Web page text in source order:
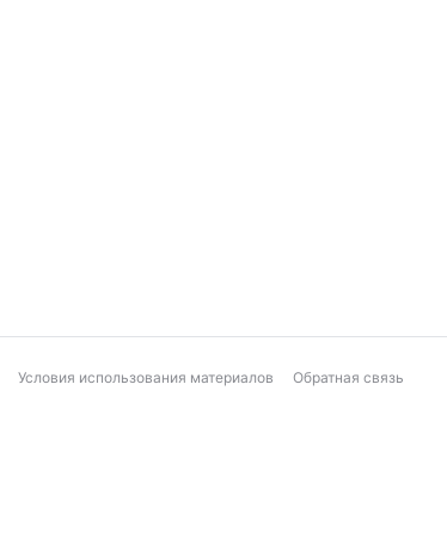
Условия использования материалов Обратная связь